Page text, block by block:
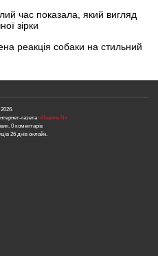
час показала, який вигляд
зірки
реакція собаки на стильний
газета«Новини N»
0 коментарів
26 днів онлайн.